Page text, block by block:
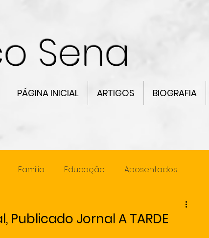
Sena
PÁGINA INICIAL ARTIGOS BIOGRAFIA
Familia Educação Aposentados
Publicado Jornal A TARDE